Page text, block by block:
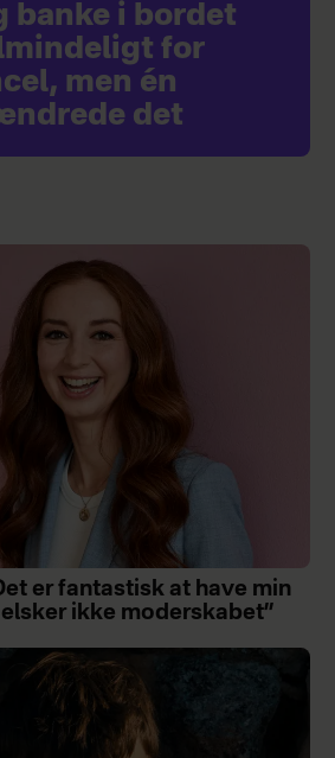
banke i bordet
for
men én
det
er fantastisk at have min
ikke moderskabet”